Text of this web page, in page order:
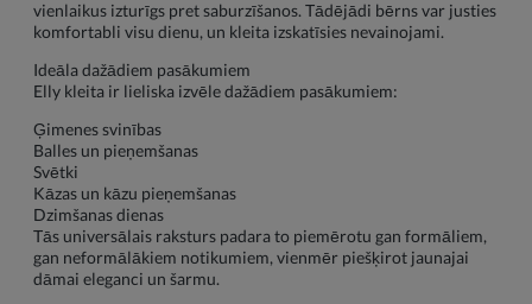
vienlaikus izturīgs pret saburzīšanos. Tādējādi bērns var justies
komfortabli visu dienu, un kleita izskatīsies nevainojami.
Ideāla dažādiem pasākumiem
Elly kleita ir lieliska izvēle dažādiem pasākumiem:
Ģimenes svinības
Balles un pieņemšanas
Svētki
Kāzas un kāzu pieņemšanas
Dzimšanas dienas
Tās universālais raksturs padara to piemērotu gan formāliem,
gan neformālākiem notikumiem, vienmēr piešķirot jaunajai
dāmai eleganci un šarmu.